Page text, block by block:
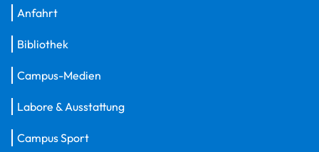
Anfahrt
Bibliothek
Campus-Medien
Labore & Ausstattung
Campus Sport